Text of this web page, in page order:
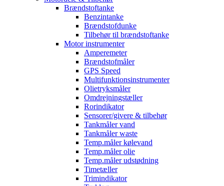
Brændstoftanke
Benzintanke
Brændstofdunke
Tilbehør til brændstoftanke
Motor instrumenter
Amperemeter
Brændstofmåler
GPS Speed
Multifunktionsinstrumenter
Olietryksmåler
Omdrejningstæller
Rorindikator
Sensorer/givere & tilbehør
Tankmåler vand
Tankmåler waste
Temp.måler kølevand
Temp.måler olie
Temp.måler udstødning
Timetæller
Trimindikator